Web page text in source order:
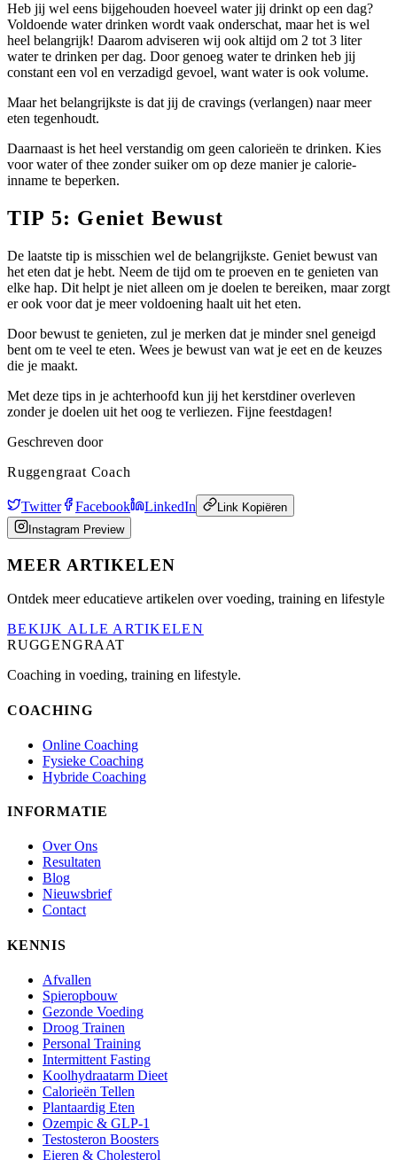
Heb jij wel eens bijgehouden hoeveel water jij drinkt op een dag?
Voldoende water drinken wordt vaak onderschat, maar het is wel
heel belangrijk! Daarom adviseren wij ook altijd om 2 tot 3 liter
water te drinken per dag. Door genoeg water te drinken heb jij
constant een vol en verzadigd gevoel, want water is ook volume.
Maar het belangrijkste is dat jij de cravings (verlangen) naar meer
eten tegenhoudt.
Daarnaast is het heel verstandig om geen calorieën te drinken. Kies
voor water of thee zonder suiker om op deze manier je calorie-
inname te beperken.
TIP 5: Geniet Bewust
De laatste tip is misschien wel de belangrijkste. Geniet bewust van
het eten dat je hebt. Neem de tijd om te proeven en te genieten van
elke hap. Dit helpt je niet alleen om je doelen te bereiken, maar zorgt
er ook voor dat je meer voldoening haalt uit het eten.
Door bewust te genieten, zul je merken dat je minder snel geneigd
bent om te veel te eten. Wees je bewust van wat je eet en de keuzes
die je maakt.
Met deze tips in je achterhoofd kun jij het kerstdiner overleven
zonder je doelen uit het oog te verliezen. Fijne feestdagen!
Geschreven door
Ruggengraat Coach
Twitter Facebook LinkedIn
Link Kopiëren
Instagram Preview
MEER ARTIKELEN
Ontdek meer educatieve artikelen over voeding, training en lifestyle
BEKIJK ALLE ARTIKELEN
RUGGENGRAAT
Coaching in voeding, training en lifestyle.
COACHING
Online Coaching
Fysieke Coaching
Hybride Coaching
INFORMATIE
Over Ons
Resultaten
Blog
Nieuwsbrief
Contact
KENNIS
Afvallen
Spieropbouw
Gezonde Voeding
Droog Trainen
Personal Training
Intermittent Fasting
Koolhydraatarm Dieet
Calorieën Tellen
Plantaardig Eten
Ozempic & GLP-1
Testosteron Boosters
Eieren & Cholesterol